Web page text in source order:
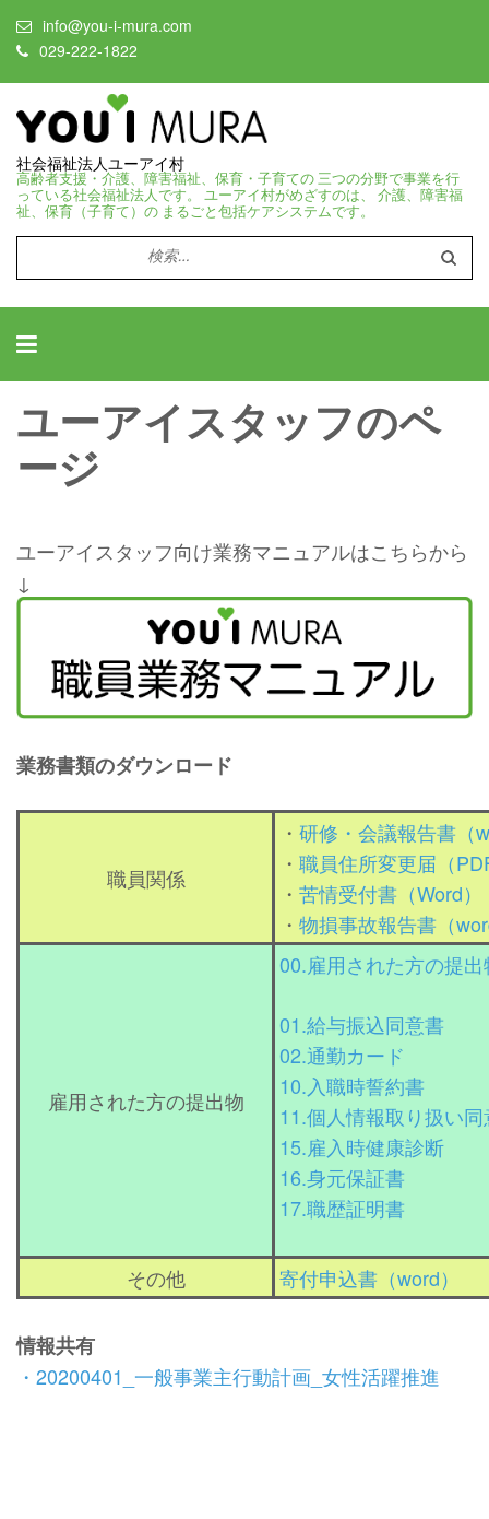
info@you-i-mura.com
029-222-1822
社会福祉法人ユーアイ村
高齢者支援・介護、障害福祉、保育・子育ての 三つの分野で事業を行
っている社会福祉法人です。 ユーアイ村がめざすのは、 介護、障害福
祉、保育（子育て）の まるごと包括ケアシステムです。
検
索:
ユーアイスタッフのペ
ージ
ユーアイスタッフ向け業務マニュアルはこちらから
↓
業務書類のダウンロード
職員関係
・研修・会議報告書（
・職員住所変更届（
・苦情受付書（Word）
・物損事故報告書（
雇用された方の提出物
00.雇用された方の提
01.給与振込同意書
02.通勤カード
10.入職時誓約書
11.個人情報取り扱い
15.雇入時健康診断
16.身元保証書
17.職歴証明書
その他 寄付申込書（word）
情報共有
・20200401_一般事業主行動計画_女性活躍推進